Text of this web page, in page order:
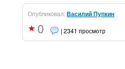
Опубликовал:Василий Пупкин
0 | 2341 просмотр